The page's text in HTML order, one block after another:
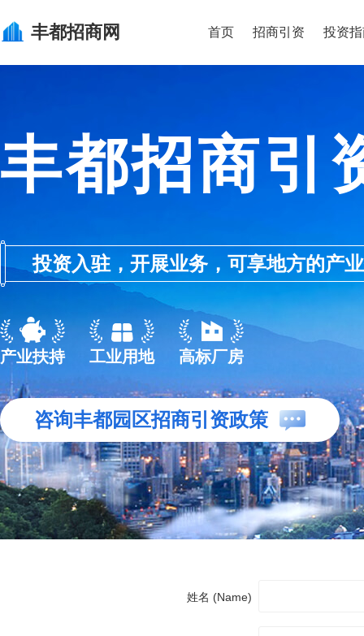
丰都招商网 首页 招商引资 投资
丰都招商引
投资入驻，开展业务，可享地方的产
产业扶持 工业用地 高标厂房
咨询丰都园区招商引资政策
姓名 (Name)